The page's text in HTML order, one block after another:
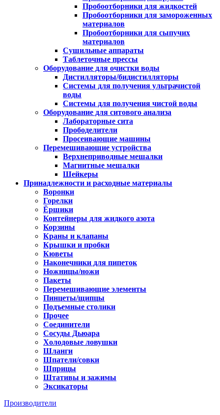
Пробоотборники для жидкостей
Пробоотборники для замороженных
материалов
Пробоотборники для сыпучих
материалов
Сушильные аппараты
Таблеточные прессы
Оборудование для очистки воды
Дистилляторы/бидистилляторы
Системы для получения ультрачистой
воды
Системы для получения чистой воды
Оборудование для ситового анализа
Лабораторные сита
Прободелители
Просеивающие машины
Перемешивающие устройства
Верхнеприводные мешалки
Магнитные мешалки
Шейкеры
Принадлежности и расходные материалы
Воронки
Горелки
Ёршики
Контейнеры для жидкого азота
Корзины
Краны и клапаны
Крышки и пробки
Кюветы
Наконечники для пипеток
Ножницы/ножи
Пакеты
Перемешивающие элементы
Пинцеты/щипцы
Подъемные столики
Прочее
Соединители
Сосуды Дьюара
Холодовые ловушки
Шланги
Шпатели/совки
Шприцы
Штативы и зажимы
Эксикаторы
Производители